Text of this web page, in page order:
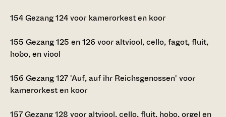
154Gezang 124 voor kamerorkest en koor
155 Gezang 125 en 126 voor altviool, cello, fagot, fluit,
hobo, en viool
156 Gezang 127 'Auf, auf ihr Reichsgenossen' voor
kamerorkest en koor
157Gezang 128 voor altviool, cello, fluit, hobo, orgel en